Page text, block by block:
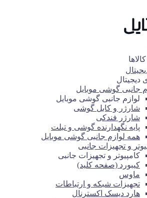
دیجیتال
جانبی گوشی موبایل
لوازم جانبی گوشی موبایل
شارژر و کابل گوشی
شارژر فندکی
پایه نگهدارنده گوشی و تبلت
همه لوازم جانبی گوشی موبایل
و تجهیزات جانبی
کامپیوتر و تجهیزات جانبی
کیبورد (صفحه کلید)
ماوس
تجهیزات شبکه و ارتباطات
هارد دیسک اکسترنال